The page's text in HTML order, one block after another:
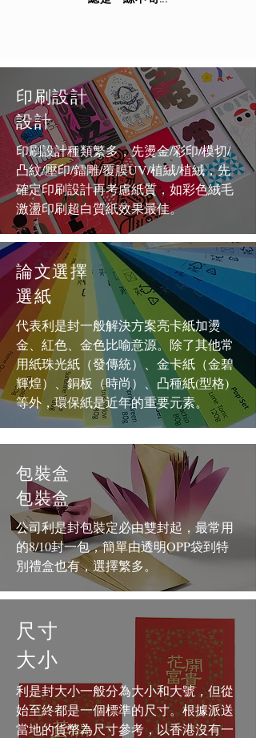
印刷設計
設計
印刷設計種類繁多，先燙金/彩印/模切/
凸紋/壓印/鐳雕/覆膜UV/植絨/植絨，先
確定印刷設計再考慮紙質，如彩色絨毛
激盪印刷超白質紙效果最佳。
論文選擇
選紙
代表利是封一般解決方案亮卡紙加燙
金、紅色、金色比喻意源。除了其他常
用紙珠光紙（發傳統）、金卡紙（金碧
輝煌）、銅板（時尚）、凸種紙(型格)
等外，環保紙是近年的重要元素。
包裝盒
包裝盒
公司利是封包裝定必由雙封起，最常用
的8/10封一包，簡單由透明OPP袋到特
別禮盒也有，選擇繁多。
尺寸
大小
利是封大小一般分為大小和大號，但從
始至終都是一個標準的尺寸。根據派送
當地的貨幣為尺寸參考，以香港沒有一